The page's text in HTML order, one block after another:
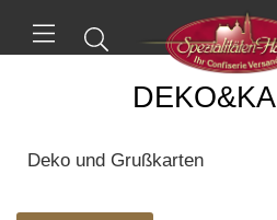
Menü
Suchen
Deko und Grußkarten